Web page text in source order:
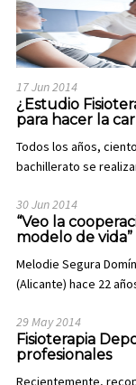
17 Jun 2014
¿Estudio
para hacer la
Todos los años,
bachillerato se
30 Jun 2014
“Veo la
modelo de vida”
Melodie Segura
(Alicante) hace 22
29 May 2014
Fisioterapia
profesionales
Recientemente,